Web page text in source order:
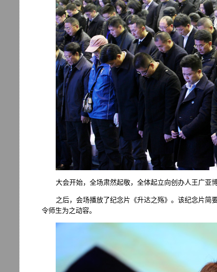
大会开始，全场肃然起敬，全体起立向创办人王广亚
之后，会场播放了纪念片《升达之殇》。该纪念片简
令师生为之动容。